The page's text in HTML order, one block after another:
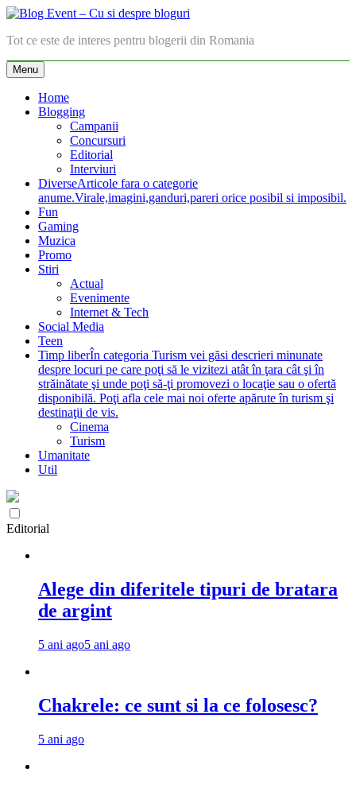
Skip
content
Blog Event – Cu si despre bloguri
Tot ce este de interes pentru blogerii din Romania
Menu
Home
Blogging
Campanii
Concursuri
Editorial
Interviuri
DiverseArticole fara o categorie
anume.Virale,imagini,ganduri,pareri orice posibil si imposibil.
Fun
Gaming
Muzica
Promo
Stiri
Actual
Evenimente
Internet & Tech
Social Media
Teen
Timp liberÎn categoria Turism vei găsi descrieri minunate
despre locuri pe care poţi să le vizitezi atât în ţara cât şi în
străinătate şi unde poţi să-ţi promovezi o locaţie sau o ofertă
disponibilă. Poţi afla cele mai noi oferte apărute în turism şi
destinaţii de vis.
Cinema
Turism
Umanitate
Util
Editorial
Alege din diferitele tipuri de bratara
de argint
5 ani ago5 ani ago
Chakrele: ce sunt si la ce folosesc?
5 ani ago